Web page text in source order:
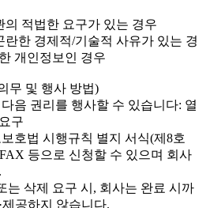
의 적법한 요구가 있는 경우
한 경제적/기술적 사유가 있는 경
개인정보인 경우
무 및 행사 방법)
음 권리를 행사할 수 있습니다: 열
구
호법 시행규칙 별지 서식(제8호
등으로 신청할 수 있으며 회사
는 삭제 요구 시, 회사는 완료 시까
공하지 않습니다.